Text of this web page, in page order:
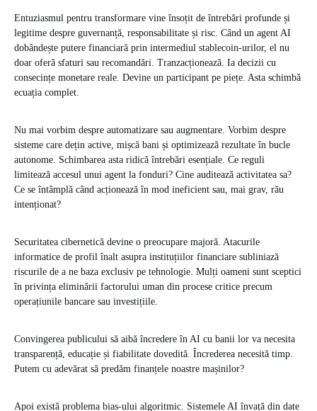
Entuziasmul pentru transformare vine însoțit de întrebări profunde și
legitime despre guvernanță, responsabilitate și risc. Când un agent AI
dobândește putere financiară prin intermediul stablecoin-urilor, el nu
doar oferă sfaturi sau recomandări. Tranzacționează. Ia decizii cu
consecințe monetare reale. Devine un participant pe piețe. Asta schimbă
ecuația complet.
Nu mai vorbim despre automatizare sau augmentare. Vorbim despre
sisteme care dețin active, mișcă bani și optimizează rezultate în bucle
autonome. Schimbarea asta ridică întrebări esențiale. Ce reguli
limitează accesul unui agent la fonduri? Cine auditează activitatea sa?
Ce se întâmplă când acționează în mod ineficient sau, mai grav, rău
intenționat?
Securitatea cibernetică devine o preocupare majoră. Atacurile
informatice de profil înalt asupra instituțiilor financiare subliniază
riscurile de a ne baza exclusiv pe tehnologie. Mulți oameni sunt sceptici
în privința eliminării factorului uman din procese critice precum
operațiunile bancare sau investițiile.
Convingerea publicului să aibă încredere în AI cu banii lor va necesita
transparență, educație și fiabilitate dovedită. Încrederea necesită timp.
Putem cu adevărat să predăm finanțele noastre mașinilor?
Apoi există problema bias-ului algoritmic. Sistemele AI învață din date